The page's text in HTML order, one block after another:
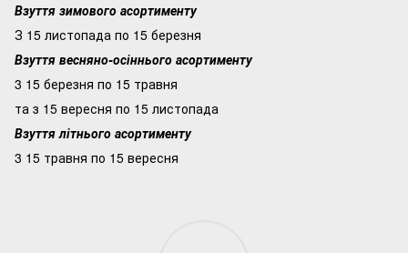
Взуття зимового асортименту
З 15 листопада по 15 березня
Взуття весняно-осіннього асортименту
3 15 березня по 15 травня
та з 15 вересня по 15 листопада
Взуття літнього асортименту
3 15 травня по 15 вересня